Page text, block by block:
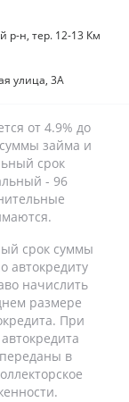
р-н, тер. 12-13 Км
улица, 3А
от 4.9% до
суммы займа и
срок
- 96
срок суммы
автокредиту
начислить
размере
При
в